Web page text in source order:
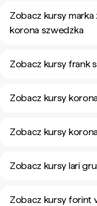
Zobacz kursy
korona szwedzka
Zobacz kursy frank
Zobacz kursy
Zobacz kursy
Zobacz kursy lari
Zobacz kursy forint